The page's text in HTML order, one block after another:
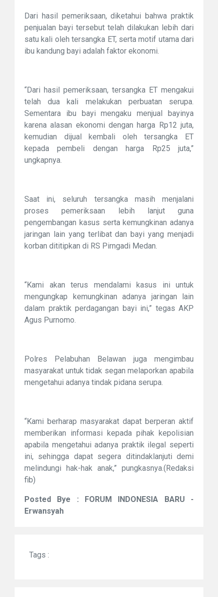
Dari hasil pemeriksaan, diketahui bahwa praktik
penjualan bayi tersebut telah dilakukan lebih dari
satu kali oleh tersangka ET, serta motif utama dari
ibu kandung bayi adalah faktor ekonomi.
“Dari hasil pemeriksaan, tersangka ET mengakui
telah dua kali melakukan perbuatan serupa.
Sementara ibu bayi mengaku menjual bayinya
karena alasan ekonomi dengan harga Rp12 juta,
kemudian dijual kembali oleh tersangka ET
kepada pembeli dengan harga Rp25 juta,”
ungkapnya.
Saat ini, seluruh tersangka masih menjalani
proses pemeriksaan lebih lanjut guna
pengembangan kasus serta kemungkinan adanya
jaringan lain yang terlibat dan bayi yang menjadi
korban dititipkan di RS Pirngadi Medan.
“Kami akan terus mendalami kasus ini untuk
mengungkap kemungkinan adanya jaringan lain
dalam praktik perdagangan bayi ini,” tegas AKP
Agus Purnomo.
Polres Pelabuhan Belawan juga mengimbau
masyarakat untuk tidak segan melaporkan apabila
mengetahui adanya tindak pidana serupa.
“Kami berharap masyarakat dapat berperan aktif
memberikan informasi kepada pihak kepolisian
apabila mengetahui adanya praktik ilegal seperti
ini, sehingga dapat segera ditindaklanjuti demi
melindungi hak-hak anak,” pungkasnya.(Redaksi
fib)
Posted Bye : FORUM INDONESIA BARU -
Erwansyah
Tags :